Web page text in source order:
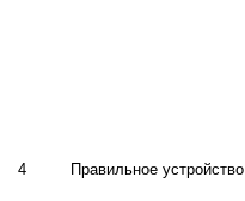
4 Правильное устройство